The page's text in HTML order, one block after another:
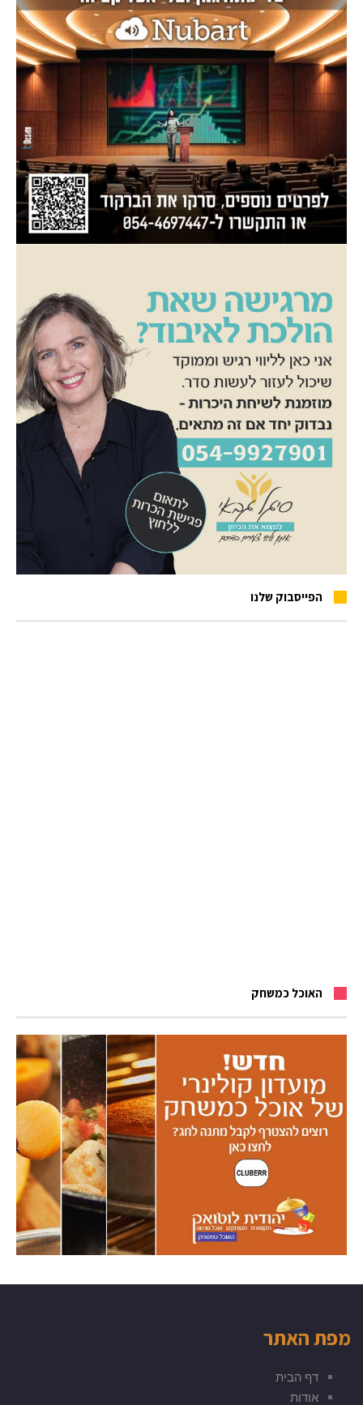
הפייסבוק שלנו
האוכל כמשחק
מפת האתר
דף הבית
אודות